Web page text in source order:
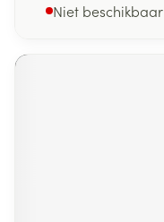
Niet beschikbaar